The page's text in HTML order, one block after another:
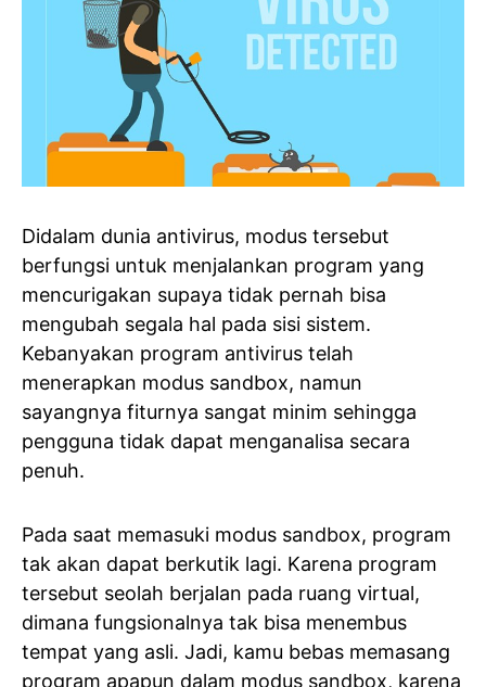
Didalam dunia antivirus, modus tersebut
berfungsi untuk menjalankan program yang
mencurigakan supaya tidak pernah bisa
mengubah segala hal pada sisi sistem.
Kebanyakan program antivirus telah
menerapkan modus sandbox, namun
sayangnya fiturnya sangat minim sehingga
pengguna tidak dapat menganalisa secara
penuh.
Pada saat memasuki modus sandbox, program
tak akan dapat berkutik lagi. Karena program
tersebut seolah berjalan pada ruang virtual,
dimana fungsionalnya tak bisa menembus
tempat yang asli. Jadi, kamu bebas memasang
program apapun dalam modus sandbox, karena